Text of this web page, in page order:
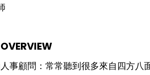
事顧問：常常聽到很多來自四方八